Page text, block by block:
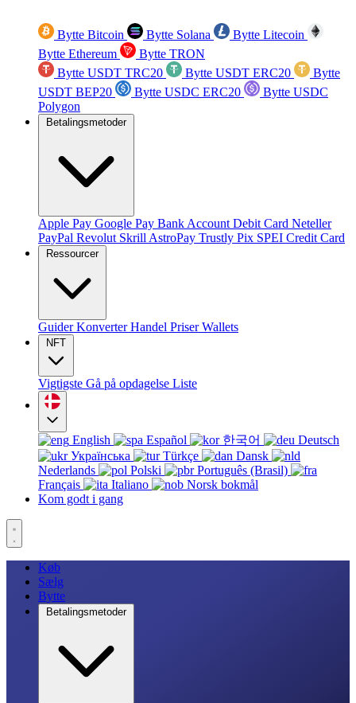
Bytte Bitcoin Bytte Solana
Bytte Litecoin
Bytte Ethereum
Bytte TRON
Bytte USDT TRC20
Bytte USDT ERC20
Bytte
USDT BEP20
Bytte USDC ERC20
Bytte USDC
Polygon
Betalingsmetoder
Apple Pay Google Pay Bank Account Debit Card Neteller
PayPal Revolut Skrill AstroPay Trustly Pix SPEI Credit Card
Ressourcer
GuiderKonverterHandel PriserWallets
NFT
Vigtigste Gå på opdagelse Liste
English Español 한국어
Deutsch
Українська
Türkçe
Dansk
Nederlands
Polski
Português (Brasil)
Français
Italiano
Norsk bokmål
Kom godt i gang
Køb
Sælg
Bytte
Betalingsmetoder